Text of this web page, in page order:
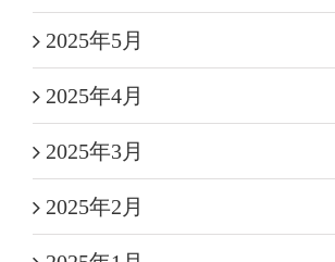
2025年5月
2025年4月
2025年3月
2025年2月